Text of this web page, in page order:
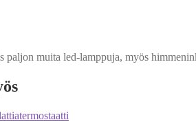
paljon muita led-lamppuja, myös